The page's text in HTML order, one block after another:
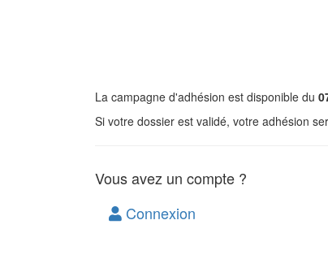
La campagne d'adhésion est disponible du
Si votre dossier est validé, votre adhésion
Vous avez un compte ?
Connexion